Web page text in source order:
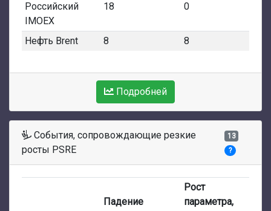
Российский
IMOEX
18 0
Нефть Brent 8 8
Подробней
События, сопровождающие резкие
росты PSRE
13
?
Падение
Рост
параметра,